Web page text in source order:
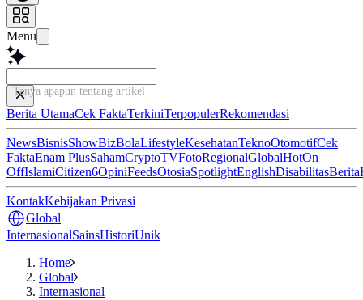
Menu
Tanya apapun tentang artikel ini...
Berita UtamaCek FaktaTerkiniTerpopulerRekomendasi
NewsBisnisShowBizBolaLifestyleKesehatanTeknoOtomotifCek
FaktaEnam PlusSahamCryptoTVFotoRegionalGlobalHotOn
OffIslamiCitizen6OpiniFeedsOtosiaSpotlightEnglishDisabilitasBerita
KontakKebijakan Privasi
Global
InternasionalSainsHistoriUnik
Home
Global
Internasional